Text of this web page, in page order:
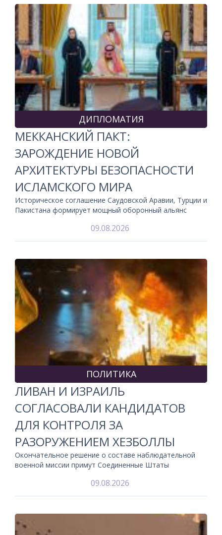
ДИПЛОМАТИЯ
МЕККАНСКИЙ ПАКТ:
ЗАРОЖДЕНИЕ НОВОЙ
АРХИТЕКТУРЫ БЕЗОПАСНОСТИ
ИСЛАМСКОГО МИРА
Историческое соглашение Саудовской Аравии, Турции и
Пакистана формирует мощный оборонный альянс
09.08.2026
ПОЛИТИКА
ЛИВАН И ИЗРАИЛЬ
СОГЛАСОВАЛИ КАНДИДАТОВ
ДЛЯ КОНТРОЛЯ ЗА
РАЗОРУЖЕНИЕМ ХЕЗБОЛЛЫ
Окончательное решение о составе наблюдательной
военной миссии примут Соединенные Штаты
09.08.2026